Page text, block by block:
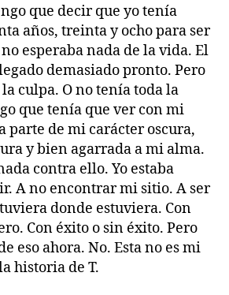
que decir que yo tenía
años, treinta y ocho para ser
esperaba nada de la vida. El
demasiado pronto. Pero
culpa. O no tenía toda la
que tenía que ver con mi
parte de mi carácter oscura,
y bien agarrada a mi alma.
contra ello. Yo estaba
A no encontrar mi sitio. A ser
donde estuviera. Con
Con éxito o sin éxito. Pero
eso ahora. No. Esta no es mi
historia de T.